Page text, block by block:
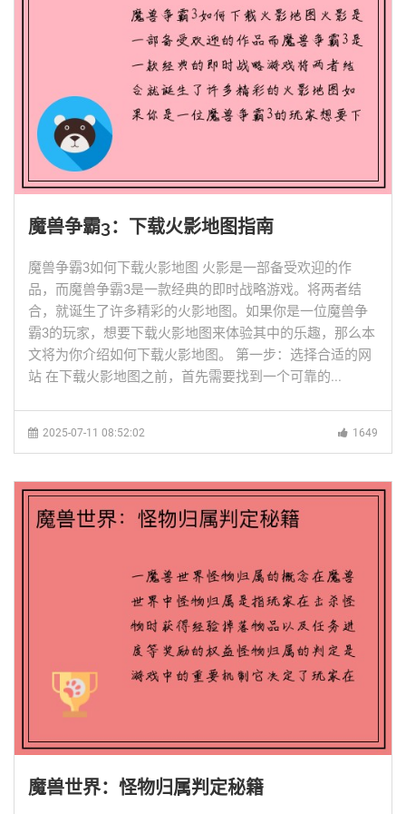
魔兽争霸3：下载火影地图指南
魔兽争霸3如何下载火影地图 火影是一部备受欢迎的作
品，而魔兽争霸3是一款经典的即时战略游戏。将两者结
合，就诞生了许多精彩的火影地图。如果你是一位魔兽争
霸3的玩家，想要下载火影地图来体验其中的乐趣，那么本
文将为你介绍如何下载火影地图。 第一步：选择合适的网
站 在下载火影地图之前，首先需要找到一个可靠的...
2025-07-11 08:52:02 1649
魔兽世界：怪物归属判定秘籍